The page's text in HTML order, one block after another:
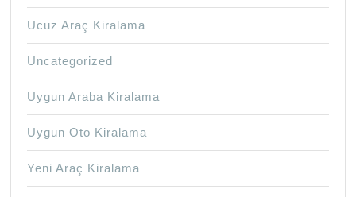
Ucuz Araç Kiralama
Uncategorized
Uygun Araba Kiralama
Uygun Oto Kiralama
Yeni Araç Kiralama